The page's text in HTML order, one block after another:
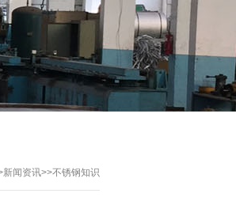
新闻资讯>>不锈钢知识